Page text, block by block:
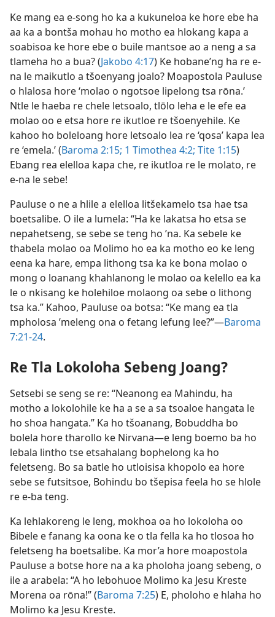
Ke mang ea e-song ho ka a kukuneloa ke hore ebe ha
aa ka a bontša mohau ho motho ea hlokang kapa a
soabisoa ke hore ebe o buile mantsoe ao a neng a sa
tlameha ho a bua? (Jakobo 4:17) Ke hobane’ng ha re e-
na le maikutlo a tšoenyang joalo? Moapostola Pauluse
o hlalosa hore ‘molao o ngotsoe lipelong tsa rōna.’
Ntle le haeba re chele letsoalo, tlōlo leha e le efe ea
molao oo e etsa hore re ikutloe re tšoenyehile. Ke
kahoo ho boleloang hore letsoalo lea re ‘qosa’ kapa lea
re ‘emela.’ (Baroma 2:15; 1 Timothea 4:2; Tite 1:15)
Ebang rea elelloa kapa che, re ikutloa re le molato, re
e-na le sebe!
Pauluse o ne a hlile a elelloa litšekamelo tsa hae tsa
boetsalibe. O ile a lumela: “Ha ke lakatsa ho etsa se
nepahetseng, se sebe se teng ho ’na. Ka sebele ke
thabela molao oa Molimo ho ea ka motho eo ke leng
eena ka hare, empa lithong tsa ka ke bona molao o
mong o loanang khahlanong le molao oa kelello ea ka
le o nkisang ke holehiloe molaong oa sebe o lithong
tsa ka.” Kahoo, Pauluse oa botsa: “Ke mang ea tla
mpholosa ’meleng ona o fetang lefung lee?”—Baroma
7:21-24.
Re Tla Lokoloha Sebeng Joang?
Setsebi se seng se re: “Neanong ea Mahindu, ha
motho a lokolohile ke ha a se a sa tsoaloe hangata le
ho shoa hangata.” Ka ho tšoanang, Bobuddha bo
bolela hore tharollo ke Nirvana—e leng boemo ba ho
lebala lintho tse etsahalang bophelong ka ho
feletseng. Bo sa batle ho utloisisa khopolo ea hore
sebe se futsitsoe, Bohindu bo tšepisa feela ho se hlole
re e-ba teng.
Ka lehlakoreng le leng, mokhoa oa ho lokoloha oo
Bibele e fanang ka oona ke o tla fella ka ho tlosoa ho
feletseng ha boetsalibe. Ka mor’a hore moapostola
Pauluse a botse hore na a ka pholoha joang sebeng, o
ile a arabela: “A ho lebohuoe Molimo ka Jesu Kreste
Morena oa rōna!” (Baroma 7:25) E, pholoho e hlaha ho
Molimo ka Jesu Kreste.